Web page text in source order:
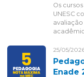
Os
UNESC
25/05/
Enade